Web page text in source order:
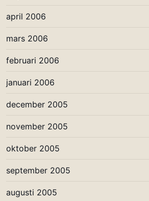
april 2006
mars 2006
februari 2006
januari 2006
december 2005
november 2005
oktober 2005
september 2005
augusti 2005